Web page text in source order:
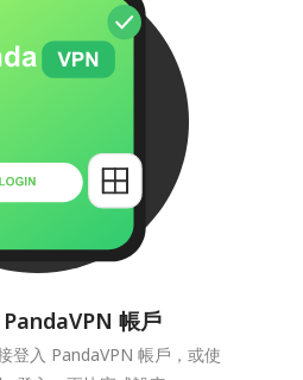
帳戶
登入 PandaVPN 帳戶，或使